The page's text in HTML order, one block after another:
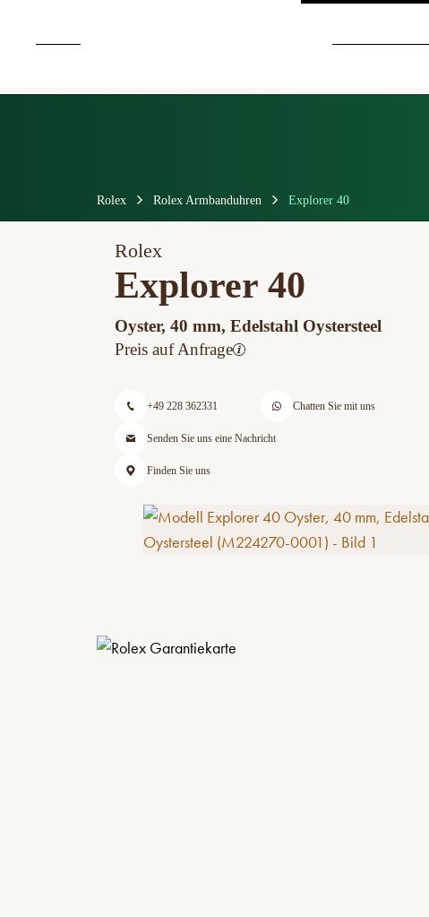
Rolex Rolex Armbanduhren Explorer 40
Rolex
Explorer 40
Oyster, 40 mm, Edelstahl Oystersteel
Preis auf Anfrage
+49 228 362331 Chatten Sie mit uns
Senden Sie uns eine Nachricht
Finden Sie uns